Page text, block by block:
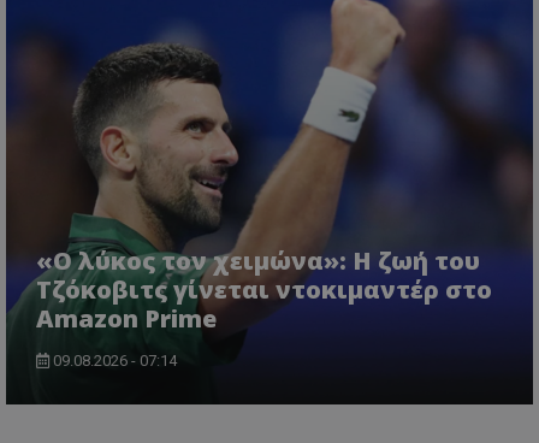
«Ο λύκος τον χειμώνα»: Η ζωή του
Τζόκοβιτς γίνεται ντοκιμαντέρ στο
Amazon Prime
09.08.2026 - 07:14